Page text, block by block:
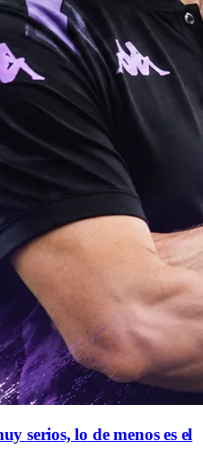
serios, lo de menos es el